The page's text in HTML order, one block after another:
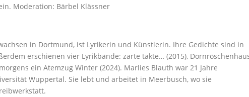
Moderation: Bärbel Klässner
in Dortmund, ist Lyrikerin und Künstlerin. Ihre Gedichte sind in
erschienen vier Lyrikbände: zarte takte… (2015),
ein Atemzug Winter (2024). Marlies Blauth war 21 Jahre
Wuppertal. Sie lebt und arbeitet in Meerbusch, wo sie